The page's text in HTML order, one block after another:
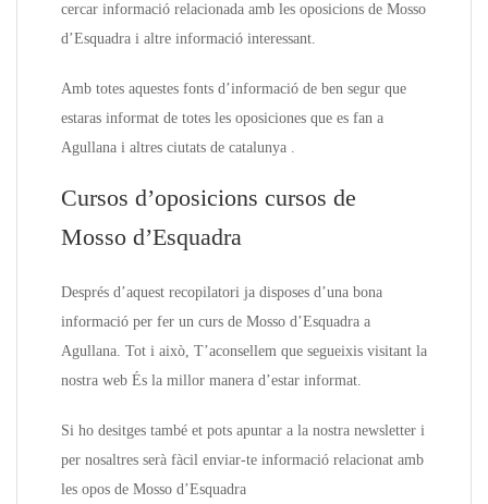
cercar informació relacionada amb les oposicions de Mosso
d’Esquadra i altre informació interessant.
Amb totes aquestes fonts d’informació de ben segur que
estaras informat de totes les oposiciones que es fan a
Agullana i altres ciutats de catalunya .
Cursos d’oposicions cursos de
Mosso d’Esquadra
Després d’aquest recopilatori ja disposes d’una bona
informació per fer un curs de Mosso d’Esquadra a
Agullana. Tot i això, T’aconsellem que segueixis visitant la
nostra web És la millor manera d’estar informat.
Si ho desitges també et pots apuntar a la nostra newsletter i
per nosaltres serà fàcil enviar-te informació relacionat amb
les opos de Mosso d’Esquadra